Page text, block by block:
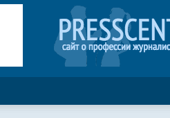
Журналистика
Казахстане